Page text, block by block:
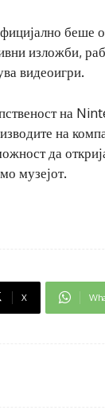
беше
изложби,
видеоигри.
на
на
да
музејот.
X